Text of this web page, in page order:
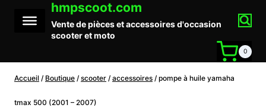
contenu
hmpscoot.com
Vente de pièces et accessoires d'occasion
scooter et moto
0
Accueil / Boutique / scooter / accessoires / pompe à huile yamaha
tmax 500 (2001 – 2007)